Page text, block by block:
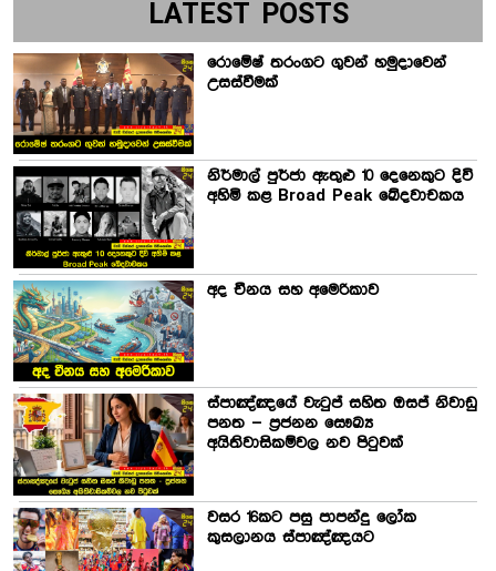
LATEST POSTS
රොමේෂ් තරංගට ගුවන් හමුදාවෙන්
උසස්වීමක්
නිර්මාල් පුර්ජා ඇතුළු 10 දෙනෙකුට දිවි
අහිමි කළ Broad Peak ඛේදවාචකය
අද චීනය සහ අමෙරිකාව
ස්පාඤ්ඤයේ වැටුප් සහිත ඔසප් නිවාඩු
පනත – ප්‍රජනන සෞඛ්‍ය
අයිතිවාසිකම්වල නව පිටුවක්
වසර 16කට පසු පාපන්දු ලෝක
කුසලානය ස්පාඤ්ඤයට